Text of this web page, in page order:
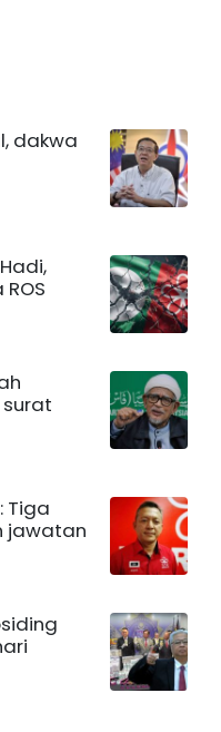
dakwa
surat
Tiga
jawatan